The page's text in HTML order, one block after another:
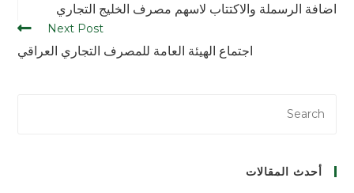
اضافة الرسملة والاكتتاب لاسهم مصرف الخليج التجاري
Next Post
اجتماع الهيئة العامة للمصرف التجاري العراقي
أحدث المقالات